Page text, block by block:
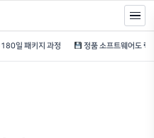
1+1=180일 패키지 과정